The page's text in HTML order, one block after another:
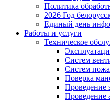
Политика
2026 Год
Единый день
Работы и услуги
Техническое
Систем
Систем
Поверка
Проведение
Проведение